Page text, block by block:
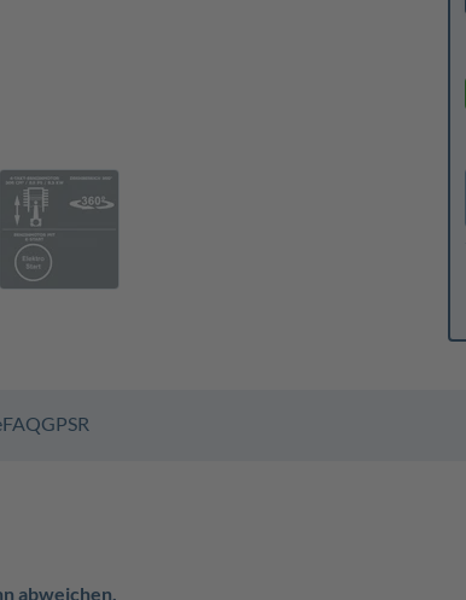
FAQGPSR
abweichen.